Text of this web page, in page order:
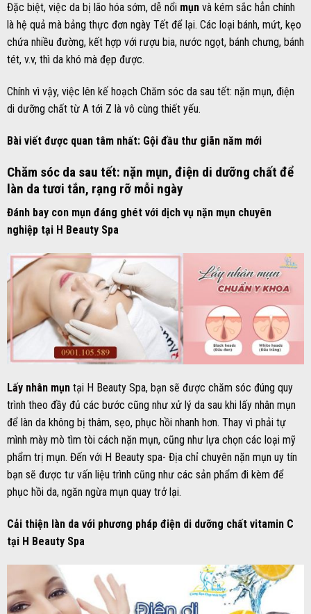
Đặc biệt, việc da bị lão hóa sớm, dễ nổi mụn và kém sắc hẳn chính
là hệ quả mà bảng thực đơn ngày Tết để lại. Các loại bánh, mứt, kẹo
chứa nhiều đường, kết hợp với rượu bia, nước ngọt, bánh chưng, bánh
tét, v.v, thì da khó mà đẹp được.
Chính vì vậy, việc lên kế hoạch Chăm sóc da sau tết: nặn mụn, điện
di dưỡng chất từ A tới Z là vô cùng thiết yếu.
Bài viết được quan tâm nhất: Gội đầu thư giãn năm mới
Chăm sóc da sau tết: nặn mụn, điện di dưỡng chất để
làn da tươi tắn, rạng rỡ mỗi ngày
Đánh bay con mụn đáng ghét với dịch vụ nặn mụn chuyên
nghiệp tại H Beauty Spa
Lấy nhân mụn tại H Beauty Spa, bạn sẽ được chăm sóc đúng quy
trình theo đầy đủ các bước cũng như xử lý da sau khi lấy nhân mụn
để làn da không bị thâm, sẹo, phục hồi nhanh hơn. Thay vì phải tự
mình mày mò tìm tòi cách nặn mụn, cũng như lựa chọn các loại mỹ
phẩm trị mụn. Đến với H Beauty spa- Địa chỉ chuyên nặn mụn uy tín
bạn sẽ được tư vấn liệu trình cũng như các sản phẩm đi kèm để
phục hồi da, ngăn ngừa mụn quay trở lại.
Cải thiện làn da với phương pháp điện di dưỡng chất vitamin C
tại H Beauty Spa